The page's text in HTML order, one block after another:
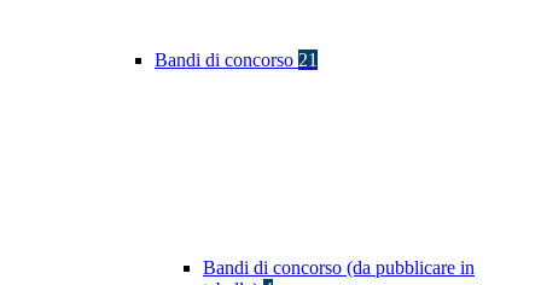
Bandi di concorso 21
Bandi di concorso (da pubblicare in